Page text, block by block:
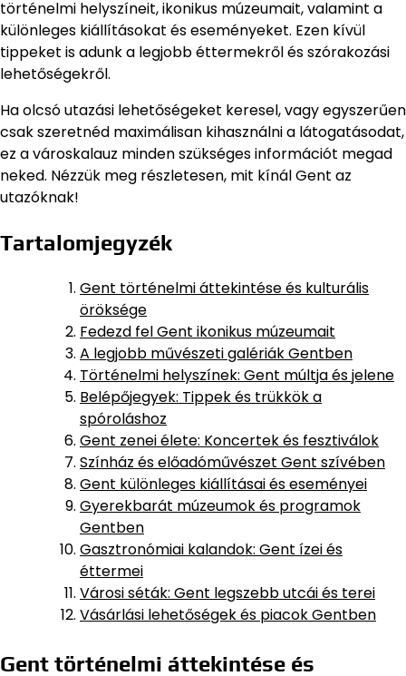
történelmi helyszíneit, ikonikus múzeumait, valamint a
különleges kiállításokat és eseményeket. Ezen kívül
tippeket is adunk a legjobb éttermekről és szórakozási
lehetőségekről.
Ha olcsó utazási lehetőségeket keresel, vagy egyszerűen
csak szeretnéd maximálisan kihasználni a látogatásodat,
ez a városkalauz minden szükséges információt megad
neked. Nézzük meg részletesen, mit kínál Gent az
utazóknak!
Tartalomjegyzék
Gent történelmi áttekintése és kulturális
öröksége
Fedezd fel Gent ikonikus múzeumait
A legjobb művészeti galériák Gentben
Történelmi helyszínek: Gent múltja és jelene
Belépőjegyek: Tippek és trükkök a
spóroláshoz
Gent zenei élete: Koncertek és fesztiválok
Színház és előadóművészet Gent szívében
Gent különleges kiállításai és eseményei
Gyerekbarát múzeumok és programok
Gentben
Gasztronómiai kalandok: Gent ízei és
éttermei
Városi séták: Gent legszebb utcái és terei
Vásárlási lehetőségek és piacok Gentben
Gent történelmi áttekintése és